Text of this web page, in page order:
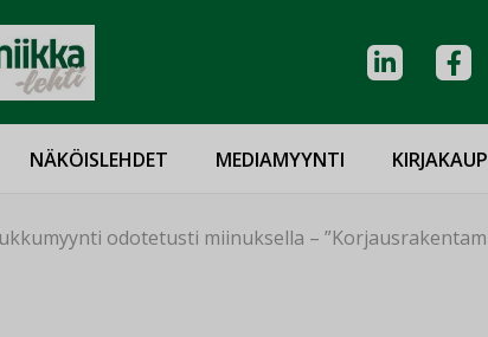
NÄKÖISLEHDET MEDIAMYYNTI
odotetusti miinuksella –